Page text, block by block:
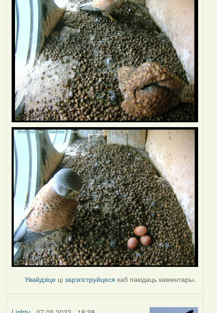
Увайдзіце цізарэгіструйцеся каб пакідаць каментары.